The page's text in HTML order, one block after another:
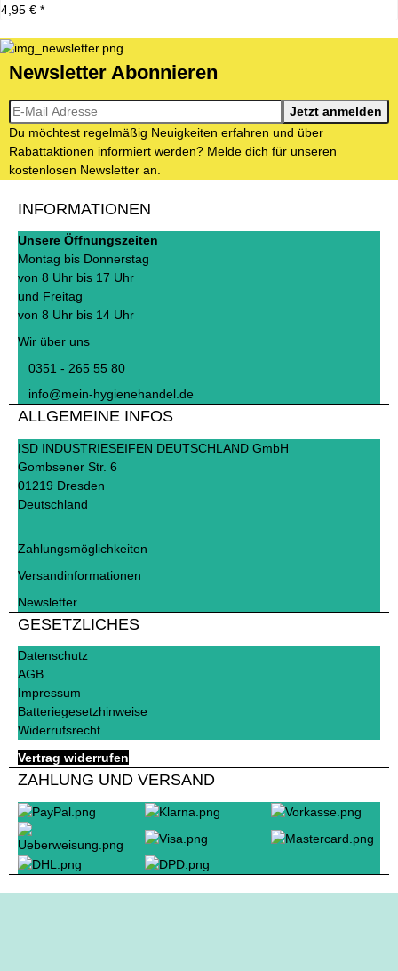
4,95 € *
Newsletter Abonnieren
Newsletter-Registrierung
Jetzt anmelden
Du möchtest regelmäßig Neuigkeiten erfahren und über
Rabattaktionen informiert werden? Melde dich für unseren
kostenlosen Newsletter an.
INFORMATIONEN
Unsere Öffnungszeiten
Montag bis Donnerstag
von 8 Uhr bis 17 Uhr
und Freitag
von 8 Uhr bis 14 Uhr
Wir über uns
0351 - 265 55 80
info@mein-hygienehandel.de
ALLGEMEINE INFOS
ISD INDUSTRIESEIFEN DEUTSCHLAND GmbH
Gombsener Str. 6
01219 Dresden
Deutschland
Zahlungsmöglichkeiten
Versandinformationen
Newsletter
GESETZLICHES
Datenschutz
AGB
Impressum
Batteriegesetzhinweise
Widerrufsrecht
Vertrag widerrufen
ZAHLUNG UND VERSAND